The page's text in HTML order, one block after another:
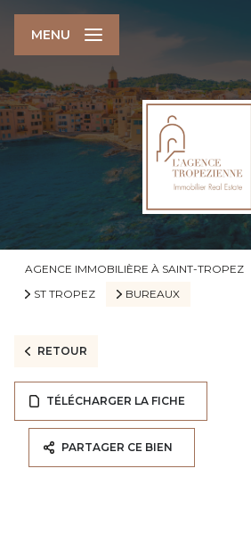
MENU
AGENCE IMMOBILIÈRE À SAINT-TROPEZ
ST TROPEZ
BUREAUX
RETOUR
TÉLÉCHARGER LA FICHE
PARTAGER CE BIEN